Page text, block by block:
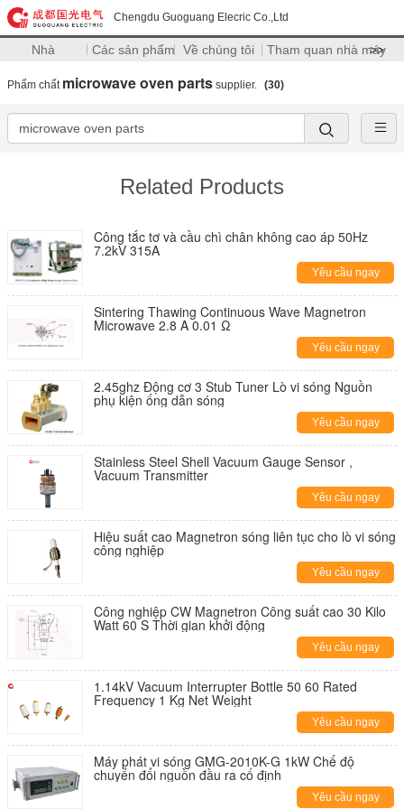
Chengdu Guoguang Elecric Co.,Ltd
Nhà Các sản phẩm Về chúng tôi Tham quan nhà máy
>>
Phẩm chất microwave oven parts supplier. (30)
Related Products
Công tắc tơ và cầu chì chân không cao áp 50Hz
7.2kV 315A
Yêu cầu ngay
Sintering Thawing Continuous Wave Magnetron
Microwave 2.8 A 0.01 Ω
Yêu cầu ngay
2.45ghz Động cơ 3 Stub Tuner Lò vi sóng Nguồn
phụ kiện ống dẫn sóng
Yêu cầu ngay
Stainless Steel Shell Vacuum Gauge Sensor ,
Vacuum Transmitter
Yêu cầu ngay
Hiệu suất cao Magnetron sóng liên tục cho lò vi sóng
công nghiệp
Yêu cầu ngay
Công nghiệp CW Magnetron Công suất cao 30 Kilo
Watt 60 S Thời gian khởi động
Yêu cầu ngay
1.14kV Vacuum Interrupter Bottle 50 60 Rated
Frequency 1 Kg Net Weight
Yêu cầu ngay
Máy phát vi sóng GMG-2010K-G 1kW Chế độ
chuyển đổi nguồn đầu ra cố định
Yêu cầu ngay